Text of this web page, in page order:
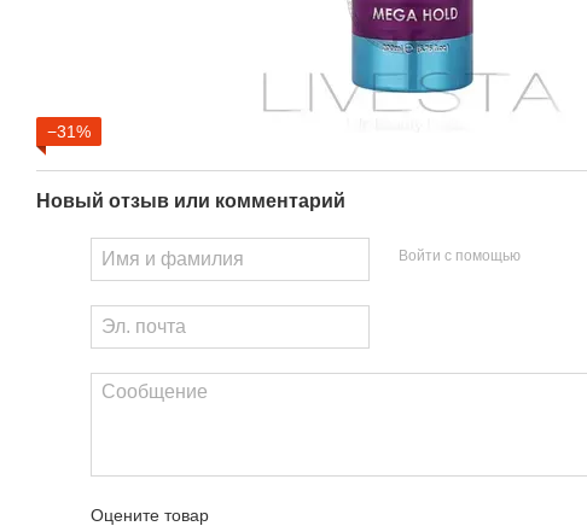
−31%
Новый отзыв или комментарий
Войти с помощью
Оцените товар